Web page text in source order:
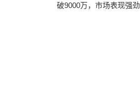
破9000万，市场表现强劲